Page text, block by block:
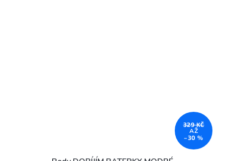
329 KČ
AŽ
–30 %